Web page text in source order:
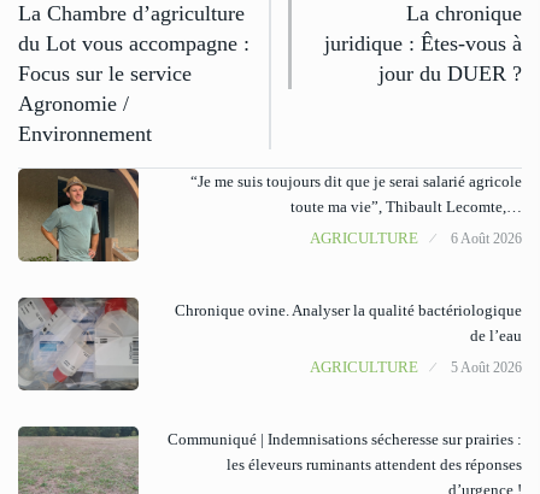
La Chambre d’agriculture
du Lot vous accompagne :
Focus sur le service
Agronomie /
Environnement
La chronique
juridique : Êtes-vous à
jour du DUER ?
“Je me suis toujours dit que je serai salarié agricole
toute ma vie”, Thibault Lecomte,…
AGRICULTURE
6 Août 2026
Chronique ovine. Analyser la qualité bactériologique
de l’eau
AGRICULTURE
5 Août 2026
Communiqué | Indemnisations sécheresse sur prairies :
les éleveurs ruminants attendent des réponses
d’urgence !